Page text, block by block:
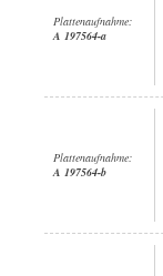
Plattenaufnahme:
A 197564-a
Plattenaufnahme:
A 197564-b